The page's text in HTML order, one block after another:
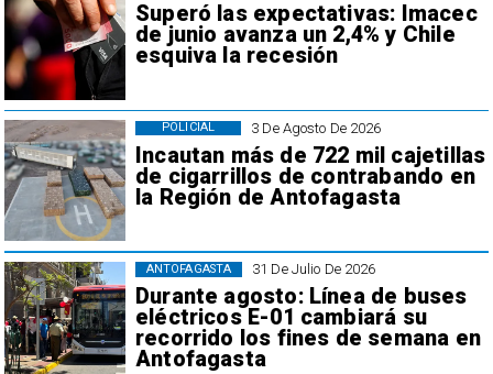
Superó las expectativas: Imacec
de junio avanza un 2,4% y Chile
esquiva la recesión
3 De Agosto De 2026
Incautan más de 722 mil cajetillas
de cigarrillos de contrabando en
la Región de Antofagasta
POLICIAL
31 De Julio De 2026
Durante agosto: Línea de buses
eléctricos E-01 cambiará su
recorrido los fines de semana en
Antofagasta
ANTOFAGASTA